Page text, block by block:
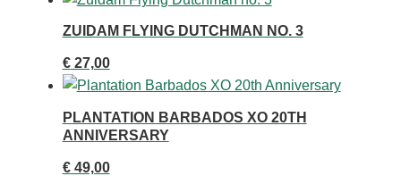
ZUIDAM FLYING DUTCHMAN NO. 3
€27,00
PLANTATION BARBADOS XO 20TH
ANNIVERSARY
€49,00